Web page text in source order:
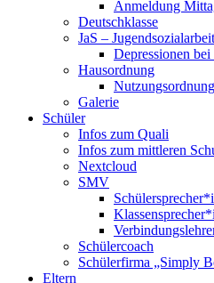
Anmeldung
Deutschklasse
JaS –
Depressionen
Hausordnung
Galerie
Schüler
Infos zum Quali
Infos zum mittleren
Nextcloud
SMV
Schülercoach
Schülerfirma „Simply
Eltern